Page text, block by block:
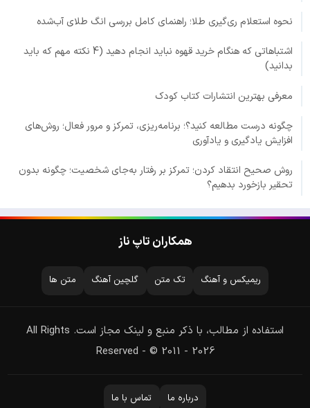
نحوه استعلام ری‌گیری طلا؛ راهنمای کامل بررسی انگ طلای آب‌شده
اشتباهاتی که هنگام خرید قهوه نباید انجام دهید (4 نکته مهم که باید
بدانید)
معرفی بهترین انتشارات کتاب کودک
چگونه درست مطالعه کنید؟؛ برنامه‌ریزی، تمرکز و مرور فعال؛ روش‌های
افزایش یادگیری و یادآوری
روش صحیح انتقاد کردن؛ تمرکز بر رفتار به‌جای شخصیت؛ چگونه بدون
تحقیر بازخورد بدهیم؟
همکاران تاپ ناز
ریمیکس و آهنگ تک متن گلچین آهنگ متن ها
استفاده از مطالب، با ذکر منبع و لینک مجاز است. All Rights
Reserved - © 2011 - 2026
درباره ما تماس با ما